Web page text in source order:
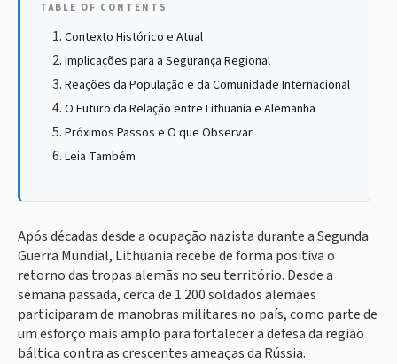
TABLE OF CONTENTS
Contexto Histórico e Atual
Implicações para a Segurança Regional
Reações da População e da Comunidade Internacional
O Futuro da Relação entre Lithuania e Alemanha
Próximos Passos e O que Observar
Leia Também
Após décadas desde a ocupação nazista durante a Segunda
Guerra Mundial, Lithuania recebe de forma positiva o
retorno das tropas alemãs no seu território. Desde a
semana passada, cerca de 1.200 soldados alemães
participaram de manobras militares no país, como parte de
um esforço mais amplo para fortalecer a defesa da região
báltica contra as crescentes ameaças da Rússia.